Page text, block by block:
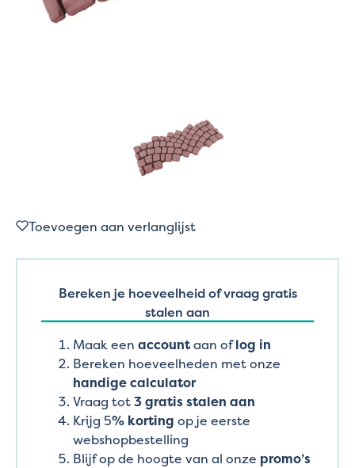
Toevoegen aan verlanglijst
Bereken je hoeveelheid of vraag gratis
stalen aan
Maak een accountaan oflog in
Bereken hoeveelheden met onze
handige calculator
Vraag tot3 gratis stalen aan
Krijg 5% korting op je eerste
webshopbestelling
Blijf op de hoogte van al onze promo’s